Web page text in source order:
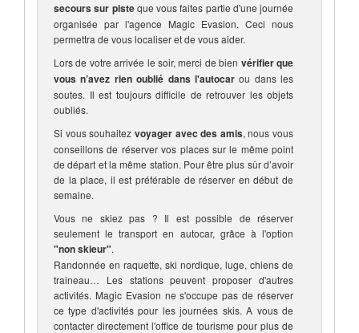
secours sur pisteque vous faites partie d'une journée
organisée par l'agence Magic Evasion. Ceci nous
permettra de vous localiser et de vous aider.
Lors de votre arrivée le soir, merci de bien vérifier que
vous n’avez rien oublié dans l'autocarou dans les
soutes. Il est toujours difficile de retrouver les objets
oubliés.
Si vous souhaitez voyager avec des amis, nous vous
conseillons de réserver vos places sur le même point
de départ et la même station. Pour être plus sûr d’avoir
de la place, il est préférable de réserver en début de
semaine.
Vous ne skiez pas ? Il est possible de réserver
seulement le transport en autocar, grâce à l'option
"non skieur".
Randonnée en raquette, ski nordique, luge, chiens de
traineau… Les stations peuvent proposer d'autres
activités. Magic Evasion ne s'occupe pas de réserver
ce type d'activités pour les journées skis. A vous de
contacter directement l'office de tourisme pour plus de